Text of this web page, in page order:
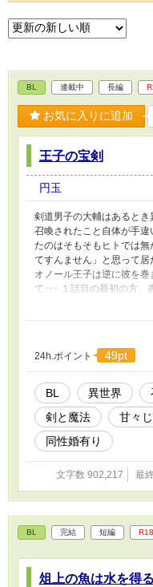
BL 連載中 長編
お気に入りに追加
王子の宝剣
円玉
剣道男子の大輔はあると
召喚されたこと自体が手
たのはそもそもヒトでは
てすんません」と思って
オノール王子は逆に彼を
て･･･ １話目の最初の方
有りますので、お嫌いな
攻め視点話の率が少なめ
攻めは最初性の知識がほ
遂げます。 作者は基本甘
な子が好きです。 色々と
どのレベルからがR－１５
まいちよくわかってないの
れておきます。 あと、バ
ってはグロいと感じる人が
損とか苦手な方はご注意く
と苦手だという方もご注意
ドな表現にしているつも
業が忙しくなると暫くあ
字数多くてスミマセン。
24h.ポイント 49pt
BL 異世界
剣と魔法
甘々
同性婚有り
文字数 902,217 最
BL 完結 短編 R18
俎上の魚は水を得る